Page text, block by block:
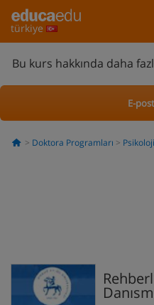
türkiye
Bu kurs hakkında daha
E-
Doktora Programları